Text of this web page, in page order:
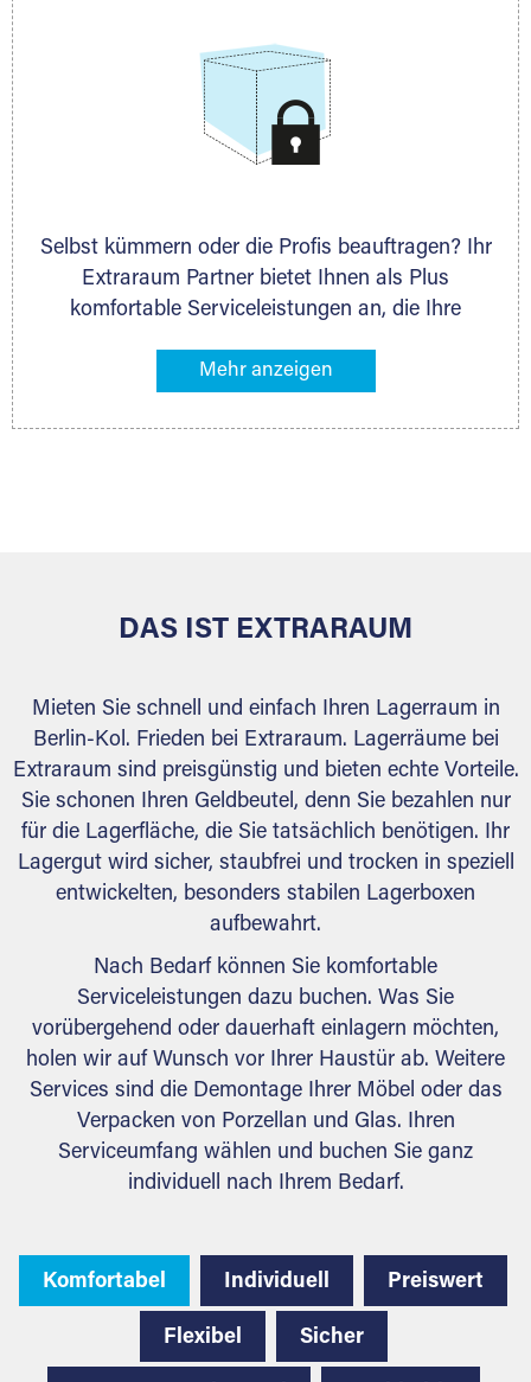
Selbst kümmern oder die Profis beauftragen? Ihr
Extraraum Partner bietet Ihnen als Plus
komfortable Serviceleistungen an, die Ihre
gehören z. B. Verpackungsservice, Lieferung von
Ihr Lagergut wird bei Ihrem Extraraum Partner
DAS IST EXTRARAUM
Mieten Sie schnell und einfach Ihren Lagerraum in
Berlin-Kol. Frieden bei Extraraum. Lagerräume bei
Extraraum sind preisgünstig und bieten echte Vorteile.
Sie schonen Ihren Geldbeutel, denn Sie bezahlen nur
für die Lagerfläche, die Sie tatsächlich benötigen. Ihr
Lagergut wird sicher, staubfrei und trocken in speziell
entwickelten, besonders stabilen Lagerboxen
aufbewahrt.
Nach Bedarf können Sie komfortable
Serviceleistungen dazu buchen. Was Sie
vorübergehend oder dauerhaft einlagern möchten,
holen wir auf Wunsch vor Ihrer Haustür ab. Weitere
Services sind die Demontage Ihrer Möbel oder das
Verpacken von Porzellan und Glas. Ihren
Serviceumfang wählen und buchen Sie ganz
individuell nach Ihrem Bedarf.
Komfortabel Individuell Preiswert
Flexibel Sicher